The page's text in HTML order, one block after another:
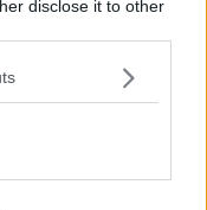
disclose it to other